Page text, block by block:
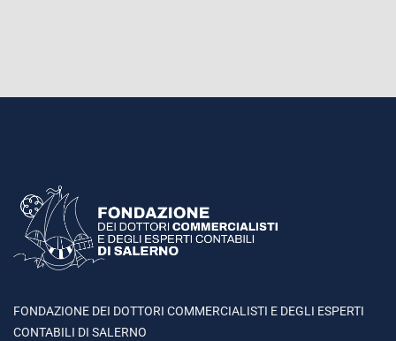
FONDAZIONE DEI DOTTORI COMMERCIALISTI E DEGLI ESPERTI
CONTABILI DI SALERNO